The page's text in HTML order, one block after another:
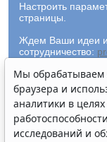
Настроить
страницы.
Ждем Ваши идеи и
сотрудничество:
© ООО "НПП
и ее партнеры
Мы обрабатываем
браузера и
аналитики в
исследований и